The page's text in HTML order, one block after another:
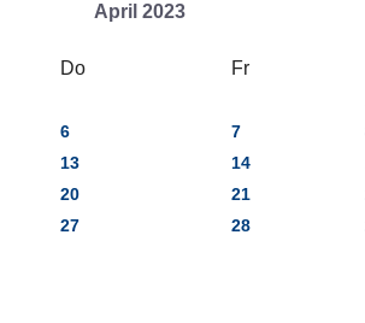
April 2023
Do Fr
6 7
13 14
20 21
27 28